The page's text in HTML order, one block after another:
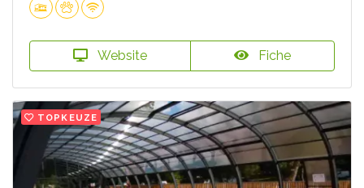
Website Fiche
TOPKEUZE